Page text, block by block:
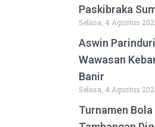
Paskibraka
Selasa, 4 Agustus
Aswin
Wawasan
Banir
Selasa, 4 Agustus
Turnamen